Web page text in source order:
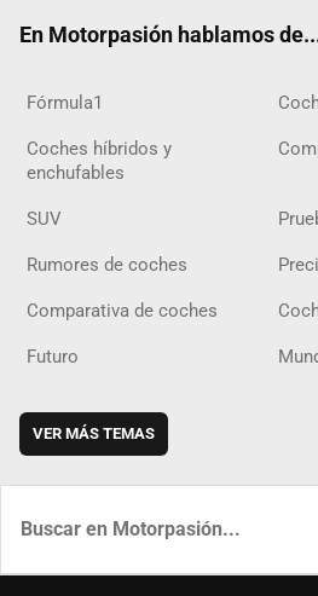
En Motorpasión hablamos
Fórmula1
Coches híbridos y
enchufables
SUV
Rumores de coches
Comparativa de coches
Futuro
VER MÁS TEMAS